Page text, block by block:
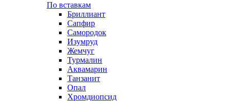
По вставкам
Бриллиант
Сапфир
Самородок
Изумруд
Жемчуг
Турмалин
Аквамарин
Танзанит
Опал
Хромдиопсид